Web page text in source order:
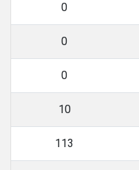
0
0
0
10
113